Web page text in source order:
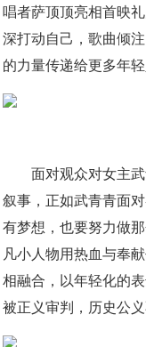
唱者萨顶顶亮相首映
深打动自己，歌曲倾
的力量传递给更多年轻
面对观众对女主
叙事，正如武青青面
有梦想，也要努力做
凡小人物用热血与奉
相融合，以年轻化的
被正义审判，历史公